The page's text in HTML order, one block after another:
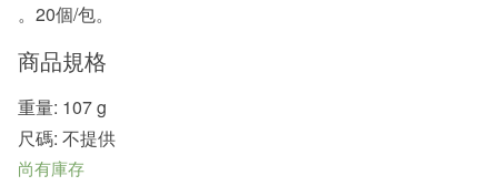
。20個/包。
商品規格
重量: 107 g
尺碼: 不提供
尚有庫存